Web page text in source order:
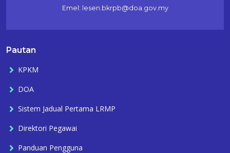
Emel: lesen.bkrpb@doa.gov.my
Pautan
KPKM
DOA
Sistem Jadual Pertama LRMP
Direktori Pegawai
Panduan Pengguna